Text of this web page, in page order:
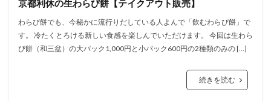
京都利休の生わらび餅【テイクアウト販売】
わらび餅でも、今秘かに流行りだしている人よんで「飲むわらび餅」で
す。 冷たくとろける新しい食感を楽しんでいただけます。 今回は生わら
び餅（和三盆）の大パック1,000円と小パック600円の2種類のみの […]
続きを読む